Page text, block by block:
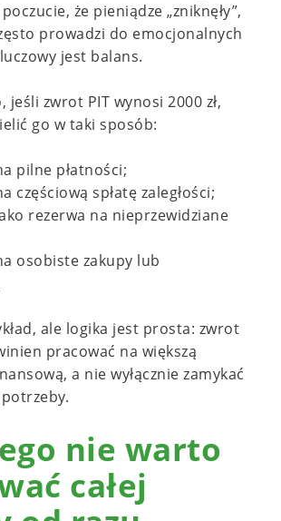
że pieniądze „zniknęły”,
prowadzi do emocjonalnych
jest balans.
jeśli zwrot PIT wynosi 2000 zł,
go w taki sposób:
pilne płatności;
częściową spłatę zaległości;
rezerwa na nieprzewidziane
osobiste zakupy lub
ale logika jest prosta: zwrot
pracować na większą
a nie wyłącznie zamykać
nie warto
całej